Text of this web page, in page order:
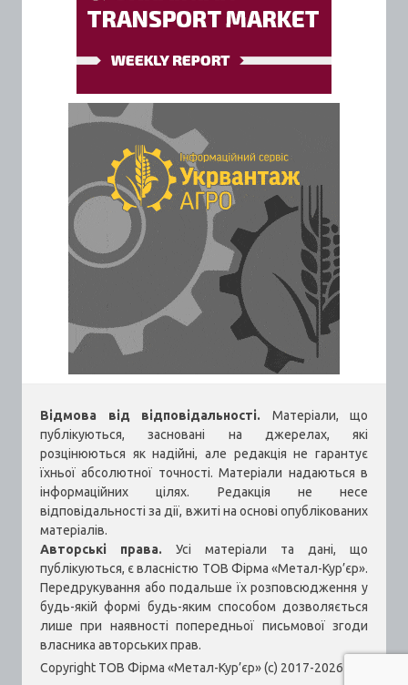
Відмова від відповідальності. Матеріали, що
публікуються, засновані на джерелах, які
розцінюються як надійні, але редакція не гарантує
їхньої абсолютної точності. Матеріали надаються в
інформаційних цілях. Редакція не несе
відповідальності за дії, вжиті на основі опублікованих
матеріалів.
Авторські права. Усі матеріали та дані, що
публікуються, є власністю ТОВ Фірма «Метал-Кур’єр».
Передрукування або подальше їх розповсюдження у
будь-якій формі будь-яким способом дозволяється
лише при наявності попередньої письмової згоди
власника авторських прав.
Copyright ТОВ Фірма «Метал-Кур’єр» (c) 2017-2026